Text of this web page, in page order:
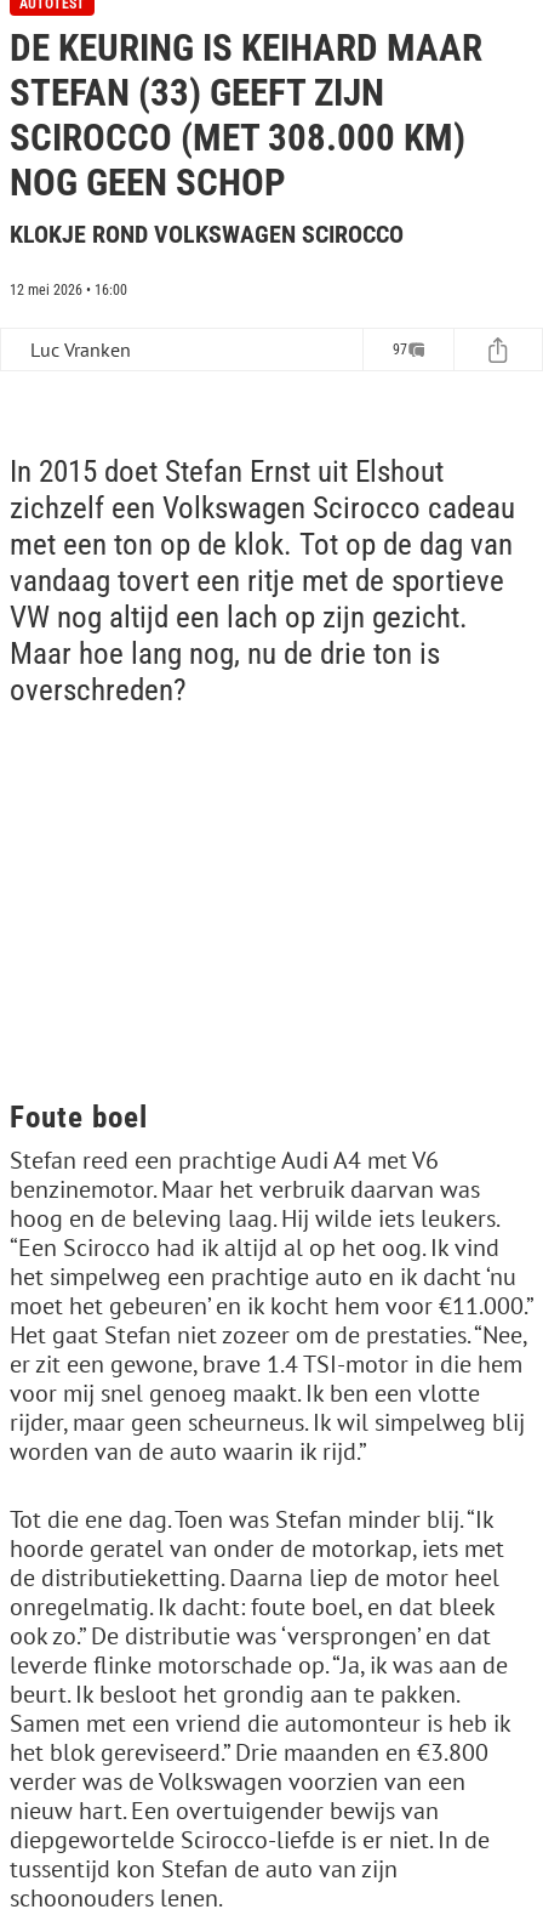
AUTOTEST
DE KEURING IS KEIHARD MAAR
STEFAN (33) GEEFT ZIJN
SCIROCCO (MET 308.000 KM)
NOG GEEN SCHOP
KLOKJE ROND VOLKSWAGEN SCIROCCO
12 mei 2026 • 16:00
Luc Vranken 97
In 2015 doet Stefan Ernst uit Elshout
zichzelf een Volkswagen Scirocco cadeau
met een ton op de klok. Tot op de dag van
vandaag tovert een ritje met de sportieve
VW nog altijd een lach op zijn gezicht.
Maar hoe lang nog, nu de drie ton is
overschreden?
Foute boel
Stefan reed een prachtige Audi A4 met V6
benzinemotor. Maar het verbruik daarvan was
hoog en de beleving laag. Hij wilde iets leukers.
“Een Scirocco had ik altijd al op het oog. Ik vind
het simpelweg een prachtige auto en ik dacht ‘nu
moet het gebeuren’ en ik kocht hem voor €11.000.”
Het gaat Stefan niet zozeer om de prestaties. “Nee,
er zit een gewone, brave 1.4 TSI-motor in die hem
voor mij snel genoeg maakt. Ik ben een vlotte
rijder, maar geen scheurneus. Ik wil simpelweg blij
worden van de auto waarin ik rijd.”
Tot die ene dag. Toen was Stefan minder blij. “Ik
hoorde geratel van onder de motorkap, iets met
de distributieketting. Daarna liep de motor heel
onregelmatig. Ik dacht: foute boel, en dat bleek
ook zo.” De distributie was ‘versprongen’ en dat
leverde flinke motorschade op. “Ja, ik was aan de
beurt. Ik besloot het grondig aan te pakken.
Samen met een vriend die automonteur is heb ik
het blok gereviseerd.” Drie maanden en €3.800
verder was de Volkswagen voorzien van een
nieuw hart. Een overtuigender bewijs van
diepgewortelde Scirocco-liefde is er niet. In de
tussentijd kon Stefan de auto van zijn
schoonouders lenen.